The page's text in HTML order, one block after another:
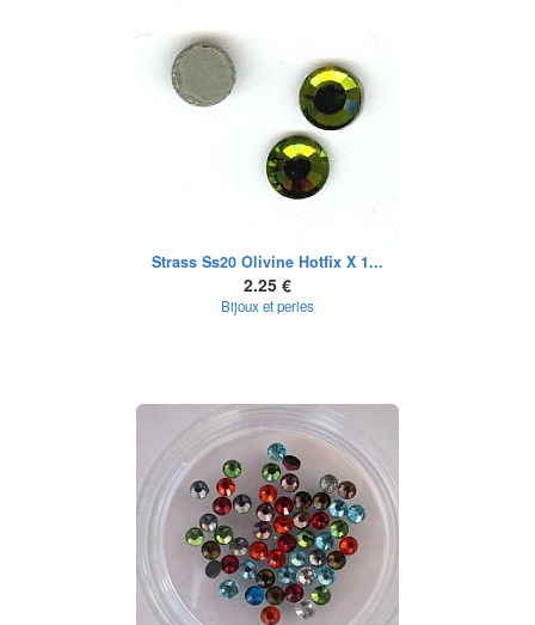
Strass Ss20 Olivine Hotfix X 1...
2.25 €
Bijoux et perles